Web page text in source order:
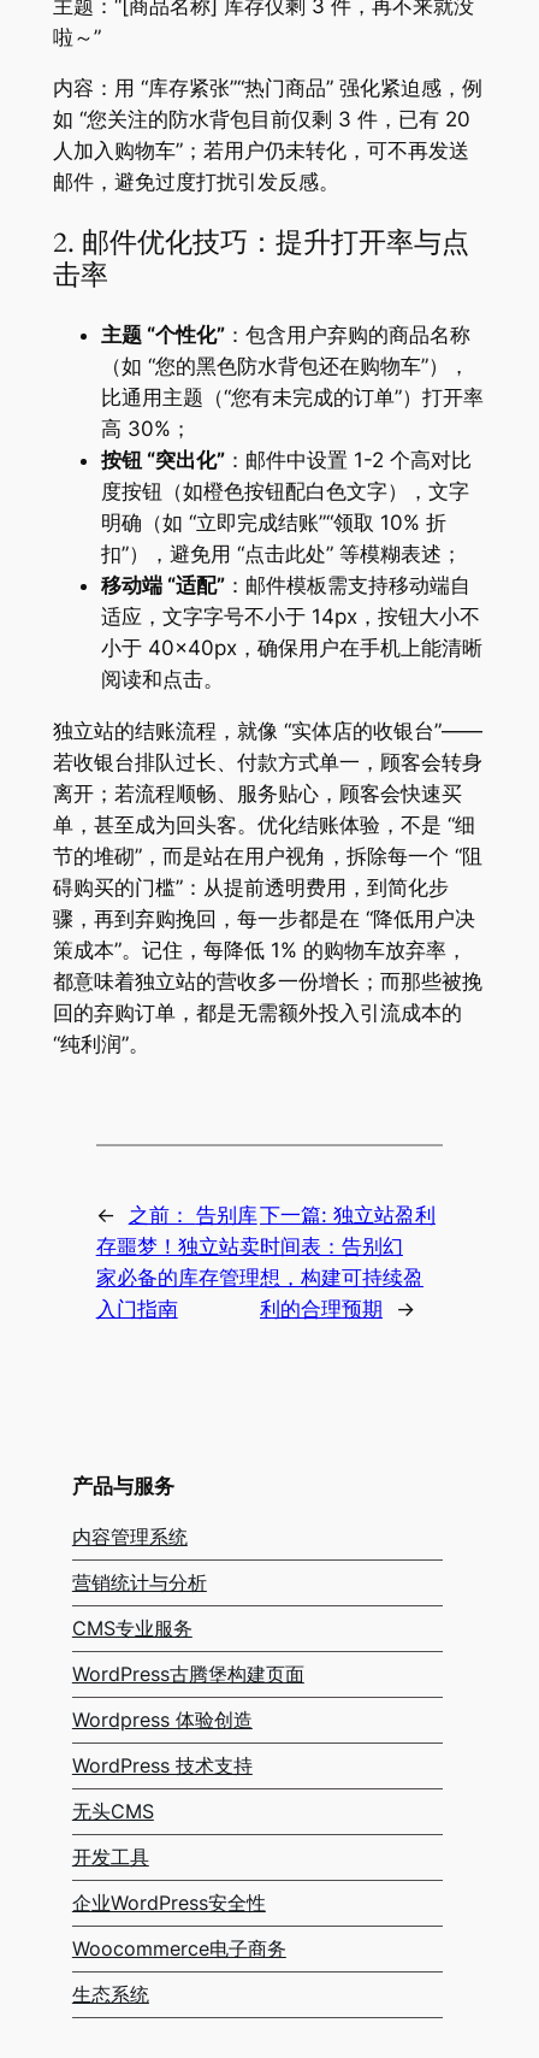
主题：“[商品名称] 库存仅剩 3 件，再不来就没
啦～”
内容：用 “库存紧张”“热门商品” 强化紧迫感，例
如 “您关注的防水背包目前仅剩 3 件，已有 20
人加入购物车”；若用户仍未转化，可不再发送
邮件，避免过度打扰引发反感。
2. 邮件优化技巧：提升打开率与点
击率
主题 “个性化”：包含用户弃购的商品名称
（如 “您的黑色防水背包还在购物车”），
比通用主题（“您有未完成的订单”）打开率
高 30%；
按钮 “突出化”：邮件中设置 1-2 个高对比
度按钮（如橙色按钮配白色文字），文字
明确（如 “立即完成结账”“领取 10% 折
扣”），避免用 “点击此处” 等模糊表述；
移动端 “适配”：邮件模板需支持移动端自
适应，文字字号不小于 14px，按钮大小不
小于 40×40px，确保用户在手机上能清晰
阅读和点击。
独立站的结账流程，就像 “实体店的收银台”——
若收银台排队过长、付款方式单一，顾客会转身
离开；若流程顺畅、服务贴心，顾客会快速买
单，甚至成为回头客。优化结账体验，不是 “细
节的堆砌”，而是站在用户视角，拆除每一个 “阻
碍购买的门槛”：从提前透明费用，到简化步
骤，再到弃购挽回，每一步都是在 “降低用户决
策成本”。记住，每降低 1% 的购物车放弃率，
都意味着独立站的营收多一份增长；而那些被挽
回的弃购订单，都是无需额外投入引流成本的
“纯利润”。
← 之前： 告别库
存噩梦！独立站卖
家必备的库存管理
入门指南
下一篇: 独立站盈利
时间表：告别幻
想，构建可持续盈
利的合理预期
→
产品与服务
内容管理系统
营销统计与分析
CMS专业服务
WordPress古腾堡构建页面
Wordpress 体验创造
WordPress 技术支持
无头CMS
开发工具
企业WordPress安全性
Woocommerce电子商务
生态系统